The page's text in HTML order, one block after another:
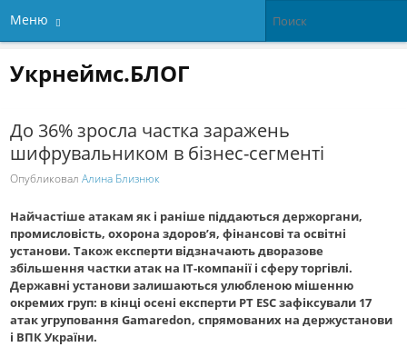
Меню
Укрнеймс.БЛОГ
До 36% зросла частка заражень
шифрувальником в бізнес-сегменті
ОпубликовалАлина Близнюк
Найчастіше атакам як і раніше піддаються держоргани,
промисловість, охорона здоров’я, фінансові та освітні
установи. Також експерти відзначають дворазове
збільшення частки атак на IT-компанії і сферу торгівлі.
Державні установи залишаються улюбленою мішенню
окремих груп: в кінці осені експерти PT ESC зафіксували 17
атак угруповання Gamaredon, спрямованих на держустанови
і ВПК України.